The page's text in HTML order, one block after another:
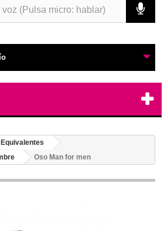
Oso Man for men